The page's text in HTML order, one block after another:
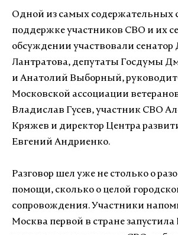
Одной из самых содержательных
поддержке участников СВО и их
обсуждении участвовали сенатор
Лантратова, депутаты Госдумы
и Анатолий Выборный,
Московской ассоциации
Владислав Гусев, участник СВО
Кряжев и директор Центра
Евгений Андриенко.
Разговор шел уже не столько о
помощи, сколько о целой
сопровождения. Участники
Москва первой в стране